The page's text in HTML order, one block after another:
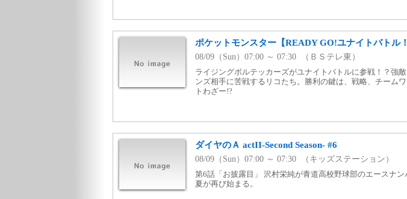
ポケットモンスター【READY GO!ユナイトバトル！
08/09（Sun）07:00 ～ 07:30 （ＢＳテレ東）
ライジングボルテッカーズがユナイトバトルに参戦！？強
ンズ相手に苦戦するリコたち。勝利の鍵は、戦略、チーム
トわざー!?
ダイヤのＡ actII-Second Season- #6
08/09（Sun）07:00 ～ 07:30 （キッズステーション）
第6話「お披露目」 沢村栄純が青道高校野球部のエースナ
夏が再び始まる。